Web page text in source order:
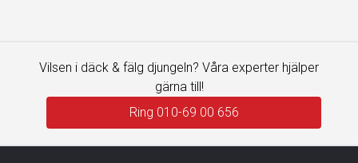
Vilsen i däck & fälg djungeln? Våra experter hjälper
gärna till!
Ring 010-69 00 656